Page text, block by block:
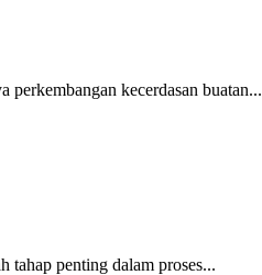
perkembangan kecerdasan buatan...
tahap penting dalam proses...